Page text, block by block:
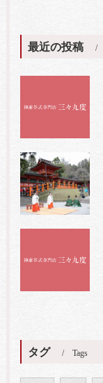
最近の投稿
タグ Tags